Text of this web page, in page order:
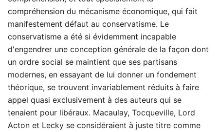
compréhension du mécanisme économique, qui fait
manifestement défaut au conservatisme. Le
conservatisme a été si évidemment incapable
d'engendrer une conception générale de la façon dont
un ordre social se maintient que ses partisans
modernes, en essayant de lui donner un fondement
théorique, se trouvent invariablement réduits à faire
appel quasi exclusivement à des auteurs qui se
tenaient pour libéraux. Macaulay, Tocqueville, Lord
Acton et Lecky se considéraient à juste titre comme